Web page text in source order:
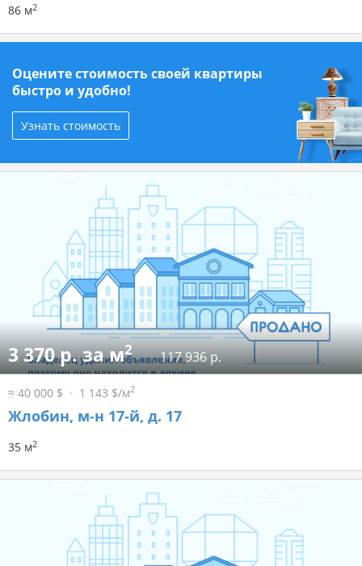
86 м2
Оцените стоимость своей квартиры
быстро и удобно!
Узнать стоимость
3 370 р. за м2 117 936 р.
≈ 40 000 $ 1 143 $/м2
Жлобин, м-н 17-й, д. 17
35 м2